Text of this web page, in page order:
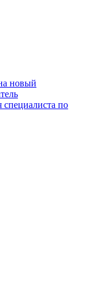
новый
специалиста по